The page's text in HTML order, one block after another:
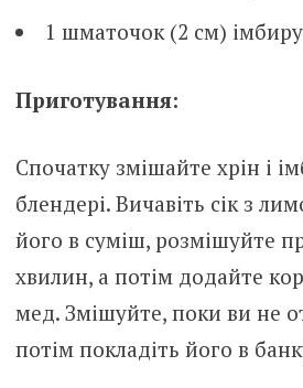
1 шматочок (2 см)
Приготування:
Спочатку змішайте хрін і
блендері. Вичавіть сік з
його в суміш, розмішуйте
хвилин, а потім додайте
мед. Змішуйте, поки ви не
потім покладіть його в